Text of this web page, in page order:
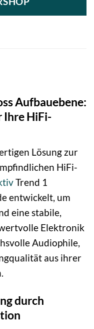
Aufbauebene:
Ihre HiFi-
Lösung zur
HiFi-
Trend 1
entwickelt, um
eine stabile,
Elektronik
Audiophile,
aus ihrer
durch